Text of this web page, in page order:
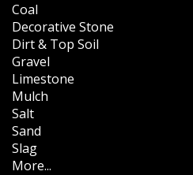
Coal
Decorative Stone
Dirt & Top Soil
Gravel
Limestone
Mulch
Salt
Sand
Slag
More...